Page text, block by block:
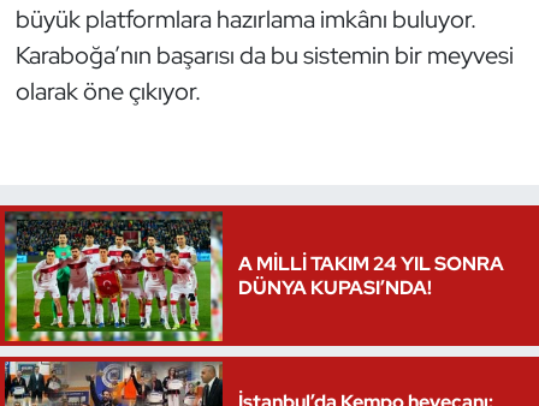
büyük platformlara hazırlama imkânı buluyor.
Karaboğa’nın başarısı da bu sistemin bir meyvesi
olarak öne çıkıyor.
A MİLLİ TAKIM 24 YIL SONRA
DÜNYA KUPASI’NDA!
Paralimpik
Ragbi
Su Topu
Sualtı Sporları
Tekvando
Tenis